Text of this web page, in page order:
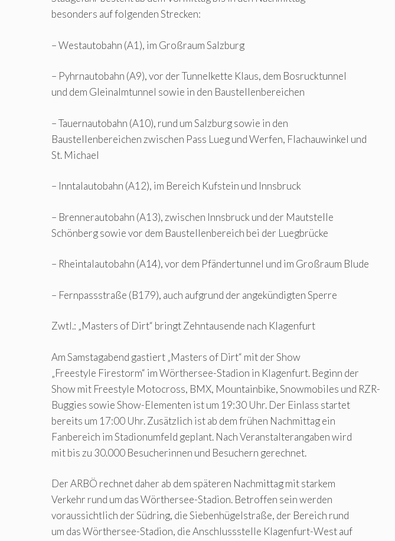
besonders auf folgenden Strecken:
– Westautobahn (A1), im Großraum Salzburg
– Pyhrnautobahn (A9), vor der Tunnelkette Klaus, dem Bosrucktunnel
und dem Gleinalmtunnel sowie in den Baustellenbereichen
– Tauernautobahn (A10), rund um Salzburg sowie in den
Baustellenbereichen zwischen Pass Lueg und Werfen, Flachauwinkel und
St. Michael
– Inntalautobahn (A12), im Bereich Kufstein und Innsbruck
– Brennerautobahn (A13), zwischen Innsbruck und der Mautstelle
Schönberg sowie vor dem Baustellenbereich bei der Luegbrücke
– Rheintalautobahn (A14), vor dem Pfändertunnel und im Großraum Blude
– Fernpassstraße (B179), auch aufgrund der angekündigten Sperre
Zwtl.: „Masters of Dirt“ bringt Zehntausende nach Klagenfurt
Am Samstagabend gastiert „Masters of Dirt“ mit der Show
„Freestyle Firestorm“ im Wörthersee-Stadion in Klagenfurt. Beginn der
Show mit Freestyle Motocross, BMX, Mountainbike, Snowmobiles und RZR-
Buggies sowie Show-Elementen ist um 19:30 Uhr. Der Einlass startet
bereits um 17:00 Uhr. Zusätzlich ist ab dem frühen Nachmittag ein
Fanbereich im Stadionumfeld geplant. Nach Veranstalterangaben wird
mit bis zu 30.000 Besucherinnen und Besuchern gerechnet.
Der ARBÖ rechnet daher ab dem späteren Nachmittag mit starkem
Verkehr rund um das Wörthersee-Stadion. Betroffen sein werden
voraussichtlich der Südring, die Siebenhügelstraße, der Bereich rund
um das Wörthersee-Stadion, die Anschlussstelle Klagenfurt-West auf